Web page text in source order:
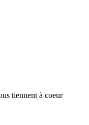
tiennent à coeur